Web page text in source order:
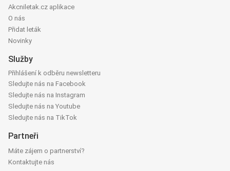
Akcniletak.cz aplikace
O nás
Přidat leták
Novinky
Služby
Přihlášení k odběru newsletteru
Sledujte nás na Facebook
Sledujte nás na Instagram
Sledujte nás na Youtube
Sledujte nás na TikTok
Partneři
Máte zájem o partnerství?
Kontaktujte nás